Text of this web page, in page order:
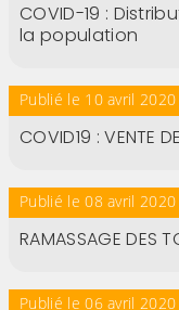
COVID-19 :
la population
Publié le 10 avril 2020
COVID19 : VENTE
Publié le 08 avril 2020
RAMASSAGE DES
Publié le 06 avril 2020